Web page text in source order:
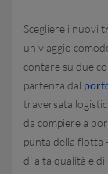
Scegliere i nuovi
un viaggio
contare su due
partenza dal
traversata
da compiere a
punta della flotta
di alta qualità e di